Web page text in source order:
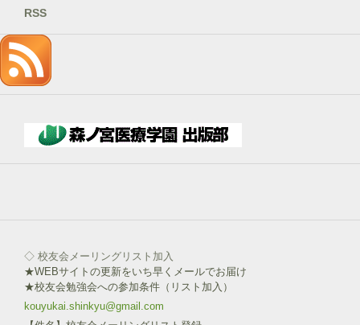
を
記
入
→
ン
RSS
◇ 校友会メーリングリスト加入
★WEBサイトの更新をいち早くメールでお届け
★校友会勉強会への参加条件（リスト加入）
kouyukai.shinkyu@gmail.com